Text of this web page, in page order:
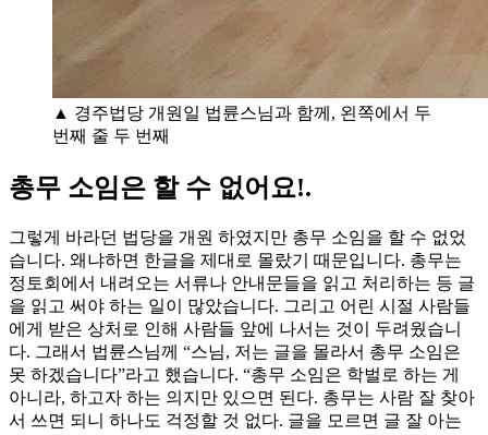
▲ 경주법당 개원일 법륜스님과 함께, 왼쪽에서 두
번째 줄 두 번째
총무 소임은 할 수 없어요!.
그렇게 바라던 법당을 개원 하였지만 총무 소임을 할 수 없었
습니다. 왜냐하면 한글을 제대로 몰랐기 때문입니다. 총무는
정토회에서 내려오는 서류나 안내문들을 읽고 처리하는 등 글
을 읽고 써야 하는 일이 많았습니다. 그리고 어린 시절 사람들
에게 받은 상처로 인해 사람들 앞에 나서는 것이 두려웠습니
다. 그래서 법륜스님께 “스님, 저는 글을 몰라서 총무 소임은
못 하겠습니다”라고 했습니다. “총무 소임은 학벌로 하는 게
아니라, 하고자 하는 의지만 있으면 된다. 총무는 사람 잘 찾아
서 쓰면 되니 하나도 걱정할 것 없다. 글을 모르면 글 잘 아는